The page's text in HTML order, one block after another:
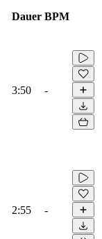
Dauer BPM
3:50 -
2:55 -